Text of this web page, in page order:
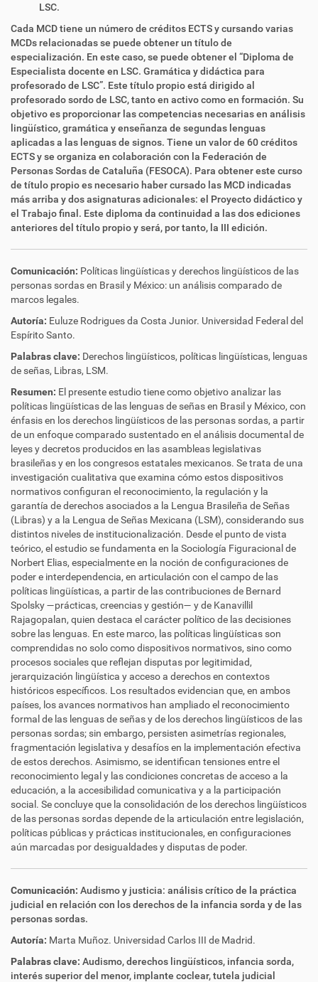
LSC.
Cada MCD tiene un número de créditos ECTS y cursando varias
MCDs relacionadas se puede obtener un título de
especialización. En este caso, se puede obtener el “Diploma de
Especialista docente en LSC. Gramática y didáctica para
profesorado de LSC”. Este título propio está dirigido al
profesorado sordo de LSC, tanto en activo como en formación. Su
objetivo es proporcionar las competencias necesarias en análisis
lingüístico, gramática y enseñanza de segundas lenguas
aplicadas a las lenguas de signos. Tiene un valor de 60 créditos
ECTS y se organiza en colaboración con la Federación de
Personas Sordas de Cataluña (FESOCA). Para obtener este curso
de título propio es necesario haber cursado las MCD indicadas
más arriba y dos asignaturas adicionales: el Proyecto didáctico y
el Trabajo final. Este diploma da continuidad a las dos ediciones
anteriores del título propio y será, por tanto, la III edición.
Comunicación: Políticas lingüísticas y derechos lingüísticos de las
personas sordas en Brasil y México: un análisis comparado de
marcos legales.
Autoría: Euluze Rodrigues da Costa Junior. Universidad Federal del
Espírito Santo.
Palabras clave: Derechos lingüísticos, políticas lingüísticas, lenguas
de señas, Libras, LSM.
Resumen: El presente estudio tiene como objetivo analizar las
políticas lingüísticas de las lenguas de señas en Brasil y México, con
énfasis en los derechos lingüísticos de las personas sordas, a partir
de un enfoque comparado sustentado en el análisis documental de
leyes y decretos producidos en las asambleas legislativas
brasileñas y en los congresos estatales mexicanos. Se trata de una
investigación cualitativa que examina cómo estos dispositivos
normativos configuran el reconocimiento, la regulación y la
garantía de derechos asociados a la Lengua Brasileña de Señas
(Libras) y a la Lengua de Señas Mexicana (LSM), considerando sus
distintos niveles de institucionalización. Desde el punto de vista
teórico, el estudio se fundamenta en la Sociología Figuracional de
Norbert Elias, especialmente en la noción de configuraciones de
poder e interdependencia, en articulación con el campo de las
políticas lingüísticas, a partir de las contribuciones de Bernard
Spolsky —prácticas, creencias y gestión— y de Kanavillil
Rajagopalan, quien destaca el carácter político de las decisiones
sobre las lenguas. En este marco, las políticas lingüísticas son
comprendidas no solo como dispositivos normativos, sino como
procesos sociales que reflejan disputas por legitimidad,
jerarquización lingüística y acceso a derechos en contextos
históricos específicos. Los resultados evidencian que, en ambos
países, los avances normativos han ampliado el reconocimiento
formal de las lenguas de señas y de los derechos lingüísticos de las
personas sordas; sin embargo, persisten asimetrías regionales,
fragmentación legislativa y desafíos en la implementación efectiva
de estos derechos. Asimismo, se identifican tensiones entre el
reconocimiento legal y las condiciones concretas de acceso a la
educación, a la accesibilidad comunicativa y a la participación
social. Se concluye que la consolidación de los derechos lingüísticos
de las personas sordas depende de la articulación entre legislación,
políticas públicas y prácticas institucionales, en configuraciones
aún marcadas por desigualdades y disputas de poder.
Comunicación: Audismo y justicia: análisis crítico de la práctica
judicial en relación con los derechos de la infancia sorda y de las
personas sordas.
Autoría: Marta Muñoz. Universidad Carlos III de Madrid.
Palabras clave: Audismo, derechos lingüísticos, infancia sorda,
interés superior del menor, implante coclear, tutela judicial